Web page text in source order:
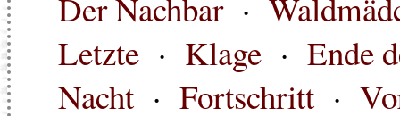
Der Nachbar·
Letzte · Klage · Ende
Nacht · Fortschritt ·